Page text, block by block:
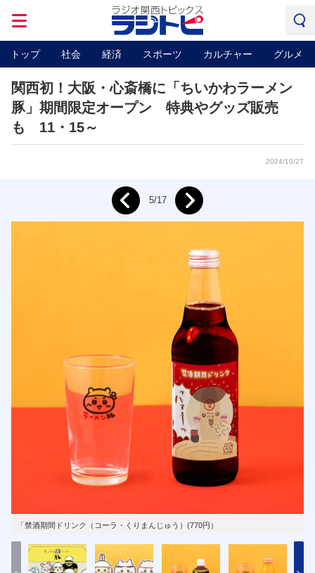
トップ 社会 経済 スポーツ カルチャー グルメ
関西初！大阪・心斎橋に「ちいかわラーメン
豚」期間限定オープン 特典やグッズ販売
も 11・15～
2024/10/27
「禁酒期間ドリンク（コーラ・くりまんじゅう）(770円）
5/17